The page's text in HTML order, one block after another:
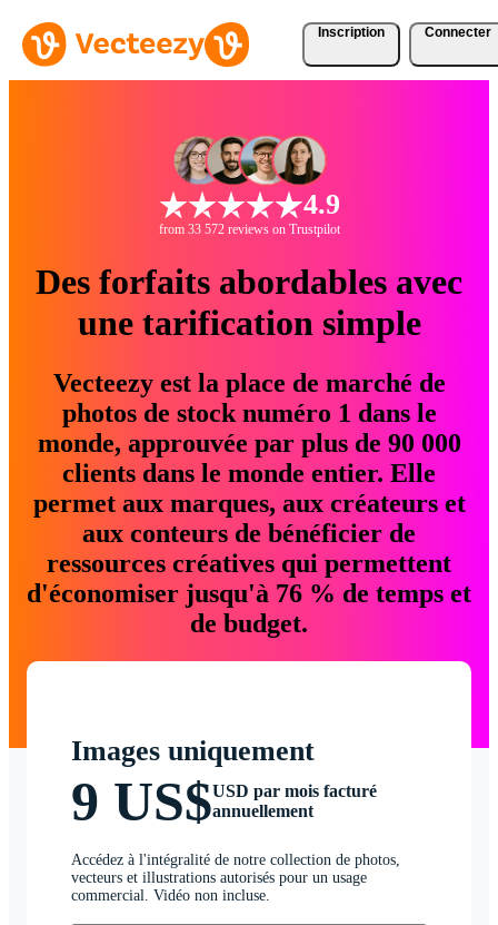
Inscription Connecter
4.9
from 33 572 reviews on Trustpilot
Des forfaits abordables avec
une tarification simple
Vecteezy est la place de marché de
photos de stock numéro 1 dans le
monde, approuvée par plus de 90 000
clients dans le monde entier. Elle
permet aux marques, aux créateurs et
aux conteurs de bénéficier de
ressources créatives qui permettent
d'économiser jusqu'à 76 % de temps et
de budget.
Images uniquement
9 US$USD par mois facturé
annuellement
Accédez à l'intégralité de notre collection de photos,
vecteurs et illustrations autorisés pour un usage
commercial. Vidéo non incluse.